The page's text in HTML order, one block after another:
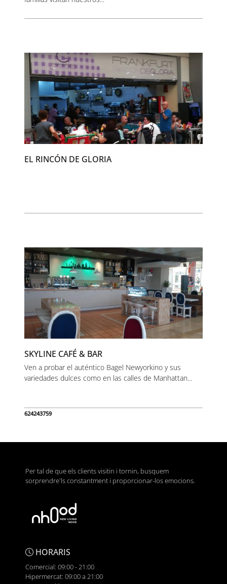
EL RINCÓN DE GLORIA
SKYLINE CAFÉ & BAR
Ven a probar el auténtico Bagel Newyorkino y sus
variedades dulces como en las calles de Manhattan...
624243759
Per tal de que els clients visitin i tornin, busquem
sorprendre'ls constantment i proporcionar-los emocions.
HORARIS
Comercial: 09:00 - 21:00
Hipermercat: 09:00 a 21:00